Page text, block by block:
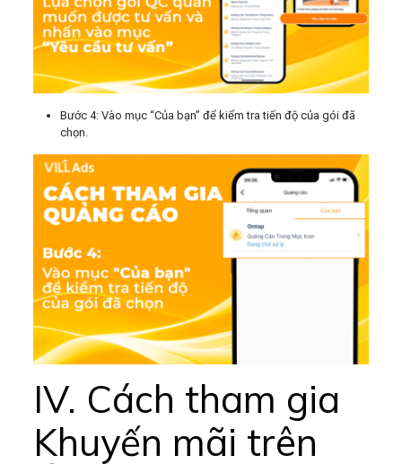
Bước 4: Vào mục “Của bạn” để kiểm tra tiến độ của gói đã
chọn.
IV. Cách tham gia
Khuyến mãi trên